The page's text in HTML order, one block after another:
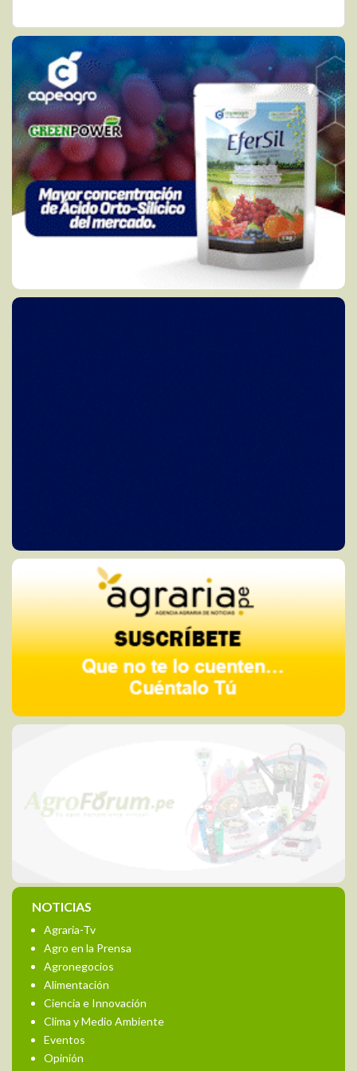
NOTICIAS
Agraria-Tv
Agro en la Prensa
Agronegocios
Alimentación
Ciencia e Innovación
Clima y Medio Ambiente
Eventos
Opinión